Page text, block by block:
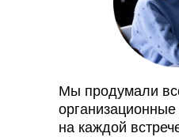
Мы продумали
на каждой